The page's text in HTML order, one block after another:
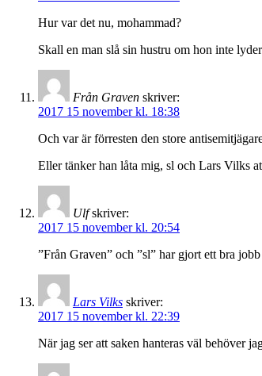
Hur var det nu, mohammad?
Skall en man slå sin hustru om hon inte
Från Graven skriver:
2017 15 november kl. 18:38
Och var är förresten den store
Eller tänker han låta mig, sl och Lars Vilks
Ulf skriver:
2017 15 november kl. 20:54
”Från Graven” och ”sl” har gjort ett bra
Lars Vilks skriver:
2017 15 november kl. 22:39
När jag ser att saken hanteras väl behöver